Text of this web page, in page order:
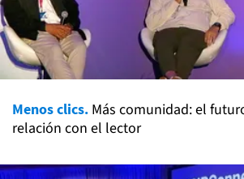
Menos clics. Más comunidad: el
relación con el lector